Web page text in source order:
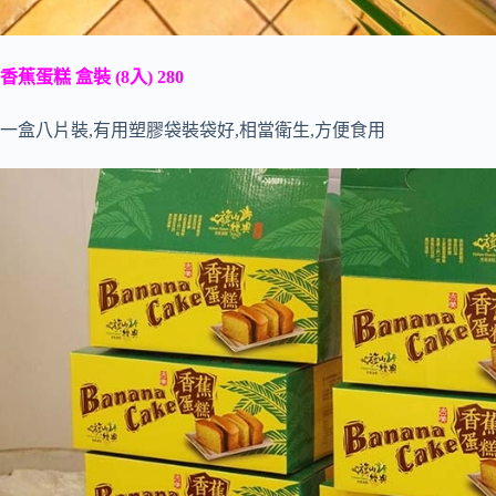
香蕉蛋糕 盒裝 (8入) 280
一盒八片裝,有用塑膠袋裝袋好,相當衛生,方便食用